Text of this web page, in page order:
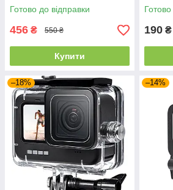
Готово до відправки
456 ₴ 550 ₴
Купити
190 ₴
–18% –14%